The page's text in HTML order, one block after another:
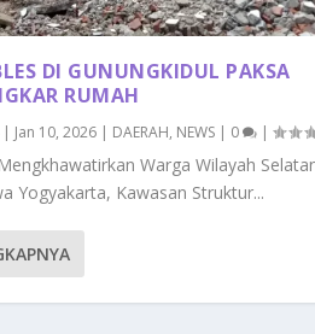
DI GUNUNGKIDUL PAKSA
RUMAH
| Jan 10, 2026 DAERAH, NEWS 0 |
Warga Wilayah
Yogyakarta, Kawasan Struktur...